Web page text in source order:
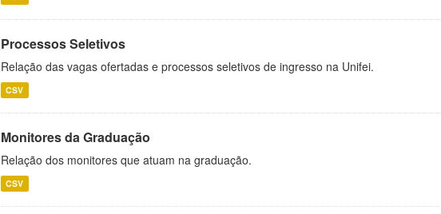
Processos Seletivos
Relação das vagas ofertadas e processos seletivos de ingresso na Unifei.
CSV
Monitores da Graduação
Relação dos monitores que atuam na graduação.
CSV